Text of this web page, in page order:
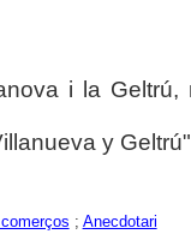
i la Geltrú,
y
; Anecdotari